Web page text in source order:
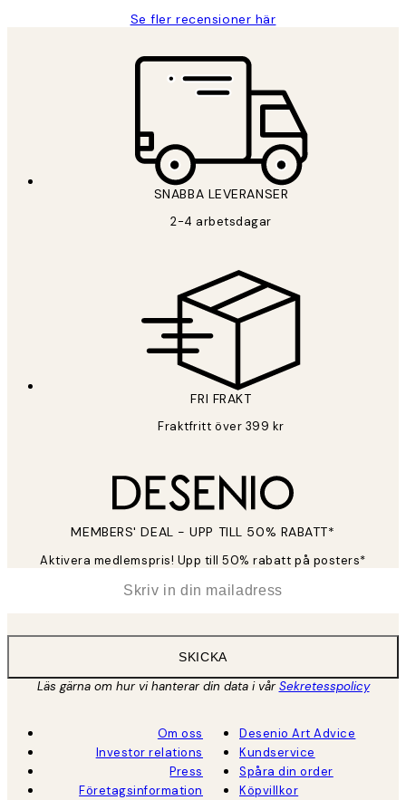
Se fler recensioner här
SNABBA LEVERANSER
2-4 arbetsdagar
FRI FRAKT
Fraktfritt över 399 kr
MEMBERS' DEAL - UPP TILL 50% RABATT*
Aktivera medlemspris! Upp till 50% rabatt på posters*
SKICKA
Läs gärna om hur vi hanterar din data i vårSekretesspolicy
Om oss
Investor relations
Press
Företagsinformation
Desenio Art Advice
Kundservice
Spåra din order
Köpvillkor